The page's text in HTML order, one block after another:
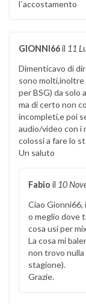
l`accostamento
GIONNI66il 11
Dimenticavo di
sono
per BSG) da solo
ma di certo non
incompleti,e poi
audio/video con i
colossi a fare lo
Un saluto
Fabio il 10
Ciao
o meglio dove
cosa usi per
La cosa mi
non trovo
stagione).
Grazie.